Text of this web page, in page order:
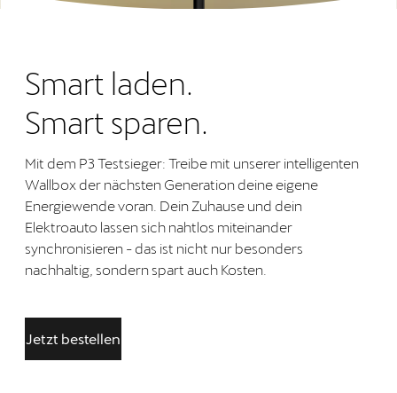
Smart laden.
Smart sparen.
Mit dem P3 Testsieger: Treibe mit unserer intelligenten
Wallbox der nächsten Generation deine eigene
Energiewende voran. Dein Zuhause und dein
Elektroauto lassen sich nahtlos miteinander
synchronisieren - das ist nicht nur besonders
nachhaltig, sondern spart auch Kosten.
Jetzt bestellen